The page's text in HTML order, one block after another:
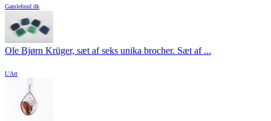
Gamlefund.dk
Ole Bjørn Krüger, sæt af seks unika brocher. Sæt af ...
L'Art